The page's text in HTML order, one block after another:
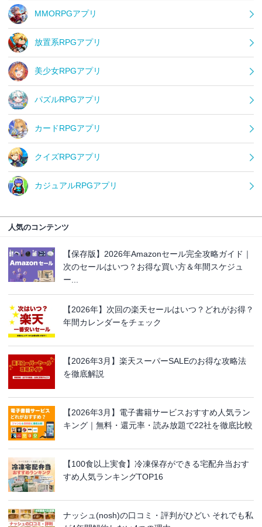
MMORPGアプリ
放置系RPGアプリ
美少女RPGアプリ
パズルRPGアプリ
カードRPGアプリ
クイズRPGアプリ
カジュアルRPGアプリ
人気のコンテンツ
【保存版】2026年Amazonセール完全攻略ガイド｜
次のセールはいつ？お得な買い方＆年間スケジュ
ー...
【2026年】次回の楽天セールはいつ？どれがお得？
年間カレンダーをチェック
【2026年3月】楽天スーパーSALEのお得な攻略法
を徹底解説
【2026年3月】電子書籍サービスおすすめ人気ラン
キング｜無料・還元率・読み放題で22社を徹底比較
【100食以上実食】冷凍保存ができる宅配弁当おす
すめ人気ランキングTOP16
ナッシュ(nosh)の口コミ・評判がひどい それでも私